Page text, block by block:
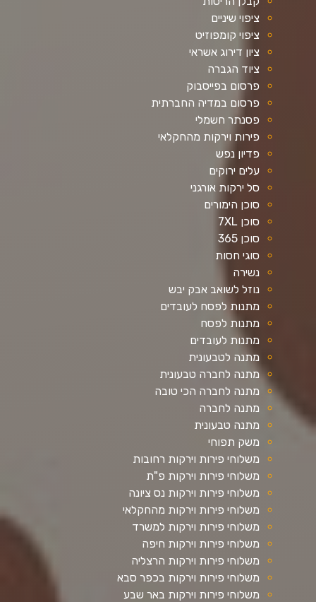
ציפוי שיניים
ציפוי קומפוזיט
ציון דירוג אשראי
ציוד הגברה
פרסום בפייסבוק
פרסום במדיה החברתית
פסנתר חשמלי
פירות וירקות מהחקלאי
פדיון נפש
עלים ירוקים
סל ירקות אורגני
סוכן הימורים
סוכן 7XL
סוכן 365
סוגי חסות
נשירה
נוזל לשואב אבק יבש
מתנות לפסח לעובדים
מתנות לפסח
מתנות לעובדים
מתנה לטבעונית
מתנה לחברה טבעונית
מתנה לחברה הכי טובה
מתנה לחברה
מתנה טבעונית
משק תפוחי
משלוחי פירות וירקות רחובות
משלוחי פירות וירקות פ"ת
משלוחי פירות וירקות נס ציונה
משלוחי פירות וירקות מהחקלאי
משלוחי פירות וירקות למשרד
משלוחי פירות וירקות חיפה
משלוחי פירות וירקות הרצליה
משלוחי פירות וירקות בכפר סבא
משלוחי פירות וירקות באר שבע